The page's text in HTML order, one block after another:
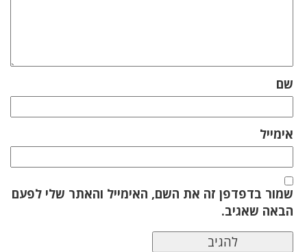
שם
אימייל
שמור בדפדפן זה את השם, האימייל והאתר שלי לפעם
הבאה שאגיב.